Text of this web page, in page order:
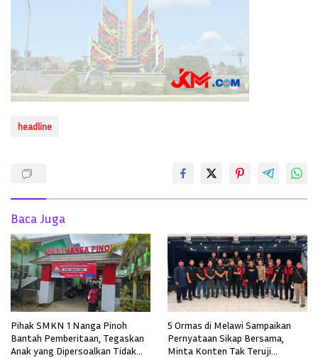
headline
Baca Juga
Pihak SMKN 1 Nanga Pinoh
Bantah Pemberitaan, Tegaskan
Anak yang Dipersoalkan Tidak
5 Ormas di Melawi Sampaikan
Pernyataan Sikap Bersama,
Minta Konten Tak Teruji